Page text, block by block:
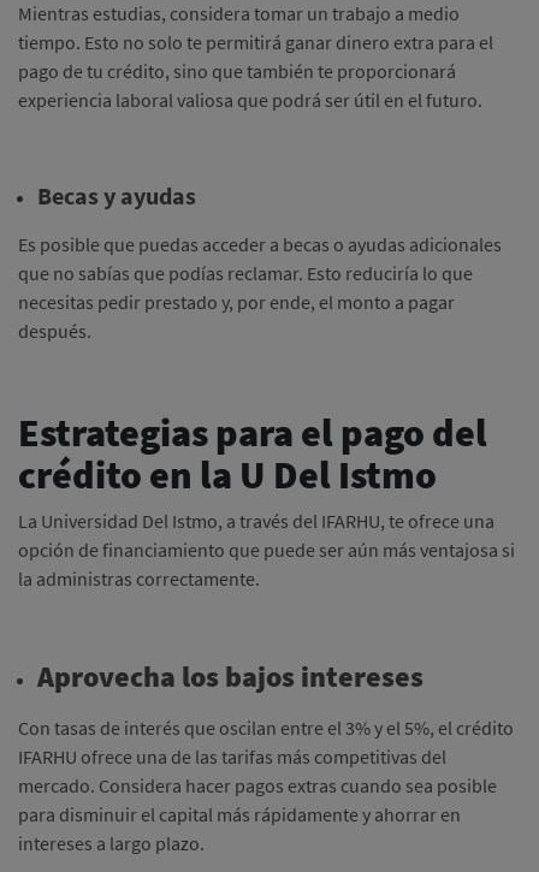
Mientras estudias, considera tomar un trabajo a medio
tiempo. Esto no solo te permitirá ganar dinero extra para el
pago de tu crédito, sino que también te proporcionará
experiencia laboral valiosa que podrá ser útil en el futuro.
Becas y ayudas
Es posible que puedas acceder a becas o ayudas adicionales
que no sabías que podías reclamar. Esto reduciría lo que
necesitas pedir prestado y, por ende, el monto a pagar
después.
Estrategias para el pago del
crédito en la U Del Istmo
La Universidad Del Istmo, a través del IFARHU, te ofrece una
opción de financiamiento que puede ser aún más ventajosa si
la administras correctamente.
Aprovecha los bajos intereses
Con tasas de interés que oscilan entre el 3% y el 5%, el crédito
IFARHU ofrece una de las tarifas más competitivas del
mercado. Considera hacer pagos extras cuando sea posible
para disminuir el capital más rápidamente y ahorrar en
intereses a largo plazo.